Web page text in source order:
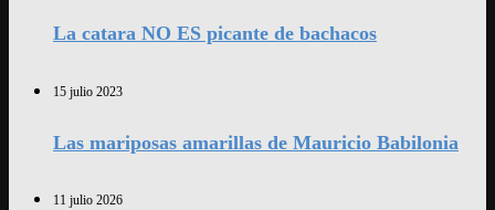
La catara NO ES picante de bachacos
15 julio 2023
Las mariposas amarillas de Mauricio Babilonia
11 julio 2026